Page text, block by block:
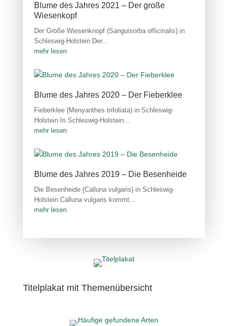
Blume des Jahres 2021 – Der große
Wiesenkopf
Der Große Wiesenknopf (Sanguisorba officinalis) in
Schleswig-Holstein Der...
mehr lesen
Blume des Jahres 2020 – Der Fieberklee
Fieberklee (Menyanthes trifoliata) in Schleswig-
Holstein In Schleswig-Holstein...
mehr lesen
Blume des Jahres 2019 – Die Besenheide
Die Besenheide (Calluna vulgaris) in Schleswig-
Holstein Calluna vulgaris kommt...
mehr lesen
Titelplakat mit Themenübersicht